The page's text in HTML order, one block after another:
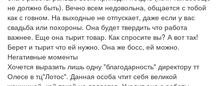
не должно быть). Вечно всем недовольна, общается с тобой
как с говном. На выходные не отпускает, даже если у вас
свадьба или похороны. Она будет твердить что работа
важнее. Еще она тырит товар. Как спросите вы? А вот так!
Берет и тырит что ей нужно. Она же босс, ей можно.
Негативные моменты
Хочется выразить лишь одну "благодарность" директору тт
Олесе в тц"Лотос". Данная особа чтит себя великой